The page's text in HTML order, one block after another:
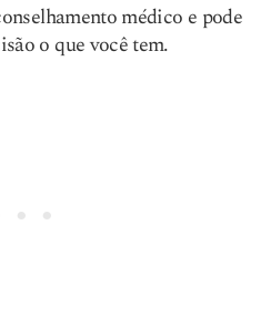
médico e pode
o que você tem.